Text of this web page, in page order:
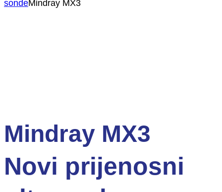
sondeMindray MX3
Mindray MX3
Novi prijenosni